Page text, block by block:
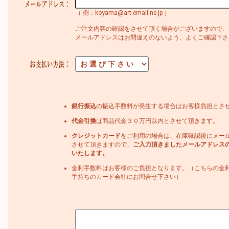
（ 例：koyama@art.email.ne.jp ）
ご注文内容の確認をさせて頂く場合がございますので、
メールアドレスはお間違えのないよう、よくご確認下
銀行振込の振込手数料が発生する場合はお客様負担とさ
代金引換は商品代金３０万円以内とさせて頂きます。
クレジットカードをご利用の場合は、在庫確認後にメー
させて頂きますので、
ご入力頂きましたメールアドレス
いたします。
金利手数料はお客様のご負担となります。（こちらの金
手持ちのカード会社にお問合せ下さい）